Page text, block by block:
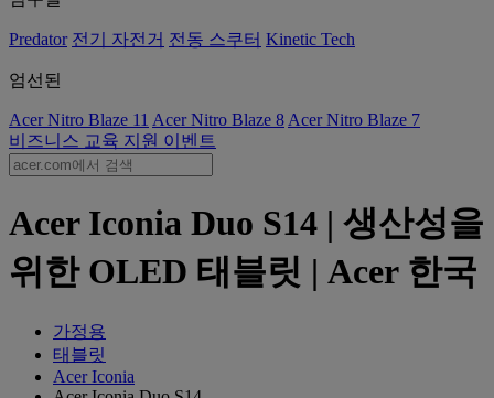
Predator 전기 자전거 전동 스쿠터 Kinetic Tech
엄선된
Acer Nitro Blaze 11 Acer Nitro Blaze 8 Acer Nitro Blaze 7
비즈니스 교육 지원 이벤트
Acer Iconia Duo S14 | 생산성을
위한 OLED 태블릿 | Acer 한국
가정용
태블릿
Acer Iconia